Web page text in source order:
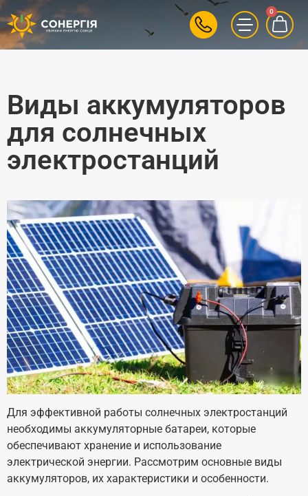
0
Виды аккумуляторов
для солнечных
электростанций
Для эффективной работы солнечных электростанций
необходимы аккумуляторные батареи, которые
обеспечивают хранение и использование
электрической энергии. Рассмотрим основные виды
аккумуляторов, их характеристики и особенности.